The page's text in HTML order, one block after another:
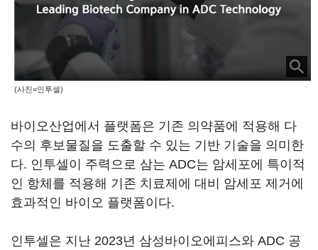
(사진=인투셀)
바이오산업에서 플랫폼은 기존 의약품에 적용해 다
수의 후보물질을 도출할 수 있는 기반 기술을 의미한
다. 인투셀이 주력으로 삼는 ADC는 암세포에 특이적
인 항체를 적용해 기존 치료제에 대비 암세포 제거에
효과적인 바이오 플랫폼이다.
인투셀은 지난 2023년 삼성바이오에피스와 ADC 공